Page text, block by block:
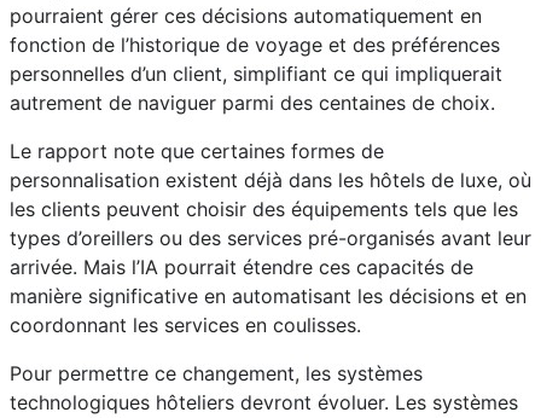
pourraient gérer ces décisions automatiquement en
fonction de l’historique de voyage et des préférences
personnelles d’un client, simplifiant ce qui impliquerait
autrement de naviguer parmi des centaines de choix.
Le rapport note que certaines formes de
personnalisation existent déjà dans les hôtels de luxe, où
les clients peuvent choisir des équipements tels que les
types d’oreillers ou des services pré-organisés avant leur
arrivée. Mais l’IA pourrait étendre ces capacités de
manière significative en automatisant les décisions et en
coordonnant les services en coulisses.
Pour permettre ce changement, les systèmes
technologiques hôteliers devront évoluer. Les systèmes